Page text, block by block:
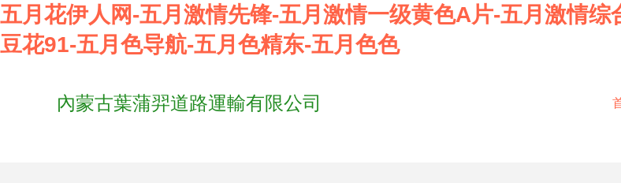
五月花伊人网-五月激情先锋-五月激情一级黄色A片-五月激情
豆花91-五月色导航-五月色精东-五月色色
內蒙古葉蒲羿道路運輸有限公司